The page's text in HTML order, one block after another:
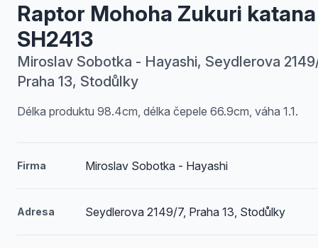
Raptor Mohoha Zukuri katana
SH2413
Miroslav Sobotka - Hayashi, Seydlerova
Praha 13, Stodůlky
Délka produktu 98.4cm, délka čepele 66.9cm, váha 1.1.
Firma Miroslav Sobotka - Hayashi
Adresa Seydlerova 2149/7, Praha 13, Stodůlky